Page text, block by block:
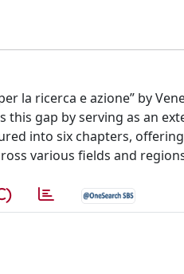
la ricerca e azione” by
this gap by serving as an
into six chapters,
various fields and